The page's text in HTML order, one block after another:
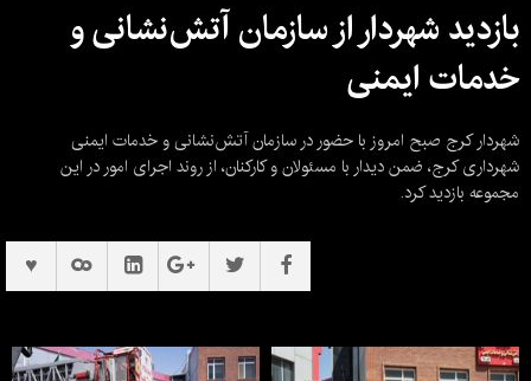
بازدید شهردار از سازمان آتش‌نشانی و
خدمات ایمنی
شهردار کرج صبح امروز با حضور در سازمان آتش‌نشانی و خدمات ایمنی
شهرداری کرج، ضمن دیدار با مسئولان و کارکنان، از روند اجرای امور در این
مجموعه بازدید کرد.